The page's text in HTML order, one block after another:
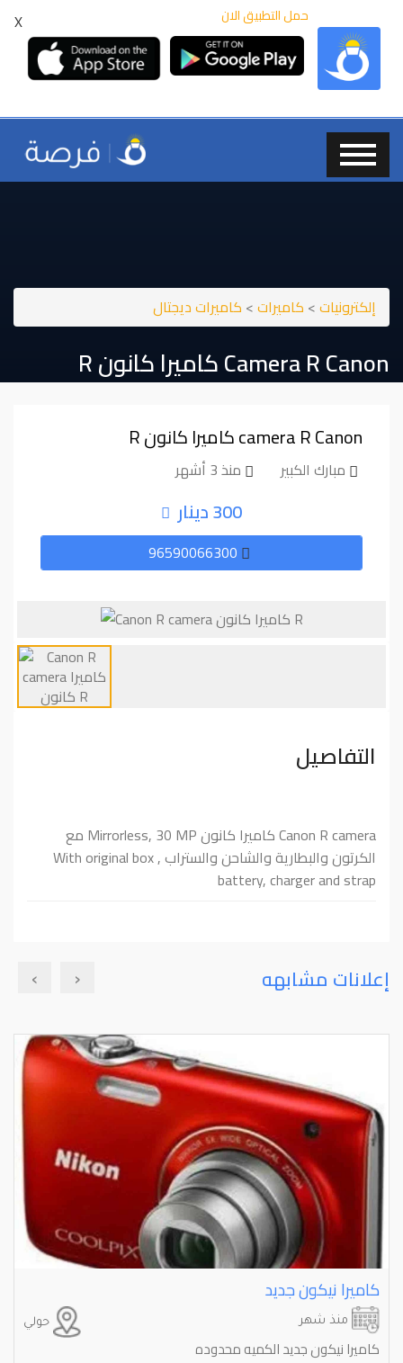
X حمل التطبيق الان
إلكترونيات> كاميرات> كاميرات ديجتال
Canon⁩⁩ ⁦⁦R⁩⁩ ⁦⁦camera⁩⁩ كاميرا كانون ⁦⁦R⁩⁩
Canon⁩⁩ ⁦⁦R⁩⁩ ⁦⁦camera⁩⁩ كاميرا كانون ⁦⁦R⁩⁩
مبارك الكبير منذ 3 أشهر
300 دينار
التفاصيل
Canon R camera كاميرا كانون Mirrorless, 30 MP مع
الكرتون والبطارية والشاحن والستراب With original box ,
battery, charger and strap
إعلانات مشابهه
كاميرا نيكون جديد
حولي منذ شهر
كاميرا نيكون جديد الكميه محدوده
‹
›